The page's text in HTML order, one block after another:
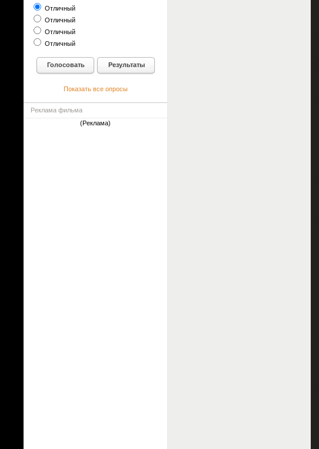
Отличный
Отличный
Отличный
Отличный
Показать все опросы
Реклама фильма
(Реклама)